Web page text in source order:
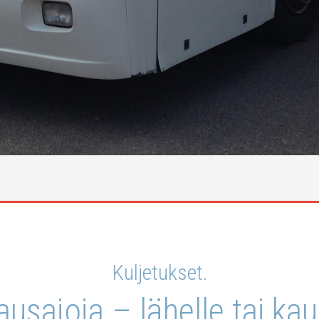
Kul­je­tuk­set.
– lähel­le tai